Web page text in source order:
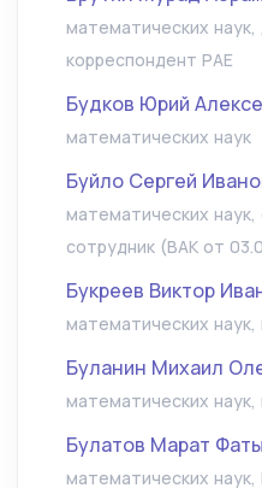
математических
корреспондент РАЕ
Будков Юрий
математических наук
Буйло Сергей
математических
сотрудник (ВАК от
Букреев Виктор
математических
Буланин Михаил
математических
Булатов Марат
математических